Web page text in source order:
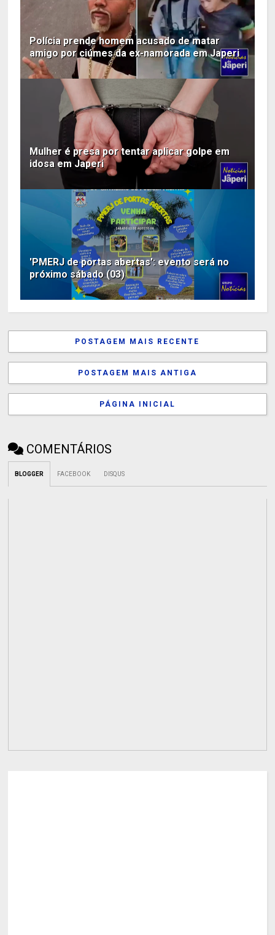
Polícia prende homem acusado de matar
amigo por ciúmes da ex-namorada em Japeri
Mulher é presa por tentar aplicar golpe em
idosa em Japeri
'PMERJ de portas abertas': evento será no
próximo sábado (03)
POSTAGEM MAIS RECENTE
POSTAGEM MAIS ANTIGA
PÁGINA INICIAL
COMENTÁRIOS
BLOGGER FACEBOOK DISQUS